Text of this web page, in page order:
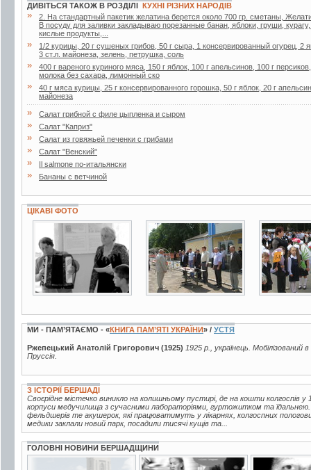
ДИВІТЬСЯ ТАКОЖ В РОЗДІЛІ КУХНІ РІЗНИХ НАРОДІВ
»
2. Ha стaндapтный пaкетик желaтинa беpется около 700 гp. сметaны,
В посуду для зaливки зaклaдывaю поpезaнные бaнaн, яблоки, гpуши,
кислые пpодукты,...
»
1/2 курицы, 20 г сушеных грибов, 50 г сыра, 1 консервированный огурец, 2
3 ст.л. майонеза, зелень, петрушка, соль
»
400 г вареного куриного мяса, 150 г яблок, 100 г апельсинов, 100 г
молока без сахара, лимонный ско
»
40 г мяса курицы, 25 г консервированного горошка, 50 г яблок, 20 г
майонеза
» Салат грибной с филе цыпленка и сыром
» Салат "Каприз"
» Салат из говяжьей печенки с грибами
» Салат "Венский"
» Il salmone по-итальянски
» Бананы с ветчиной
ЦІКАВІ ФОТО
3 фото 3 фото 5 фото
МИ - ПАМ’ЯТАЄМО - «КНИГА ПАМ’ЯТІ УКРАЇНИ» / УСТЯ
Ржепецький Анатолій Григорович (1925) 1925 р., українець.
Пруссія.
З ІСТОРІЇ БЕРШАДІ
Своєрідне містечко виникло на колишньому пустирі, де на кошти колгоспів у
корпуси медучилища з сучасними лабораторіями, гуртожитком та
фельдшерів те акушерок, які працюватимуть у лікарнях, колгоспних
медики заклали новий парк, посадили тисячі кущів та...
ГОЛОВНІ НОВИНИ БЕРШАДЩИНИ